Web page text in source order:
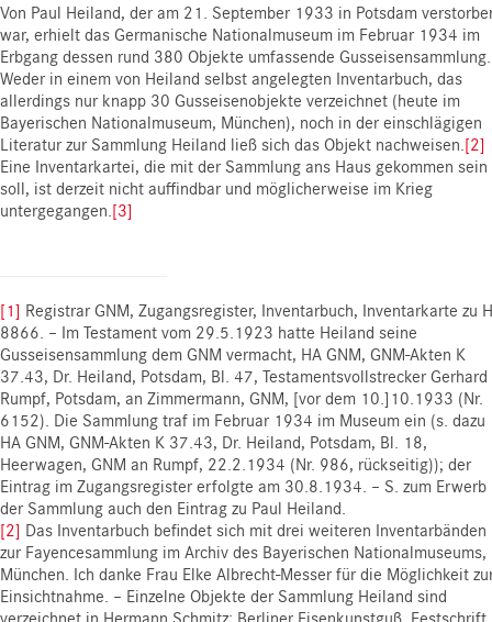
Von Paul Heiland, der am 21. September 1933 in Potsdam
war, erhielt das Germanische Nationalmuseum im Februar 1934 im
Erbgang dessen rund 380 Objekte umfassende Gusseisensammlung.
Weder in einem von Heiland selbst angelegten Inventarbuch, das
allerdings nur knapp 30 Gusseisenobjekte verzeichnet (heute im
Bayerischen Nationalmuseum, München), noch in der einschlägigen
Literatur zur Sammlung Heiland ließ sich das Objekt nachweisen.[2]
Eine Inventarkartei, die mit der Sammlung ans Haus gekommen sein
soll, ist derzeit nicht auffindbar und möglicherweise im Krieg
untergegangen.[3]
[1] Registrar GNM, Zugangsregister, Inventarbuch, Inventarkarte zu
8866. – Im Testament vom 29.5.1923 hatte Heiland seine
Gusseisensammlung dem GNM vermacht, HA GNM, GNM-Akten K
37.43, Dr. Heiland, Potsdam, Bl. 47, Testamentsvollstrecker Gerhard
Rumpf, Potsdam, an Zimmermann, GNM, [vor dem 10.]10.1933 (Nr.
6152). Die Sammlung traf im Februar 1934 im Museum ein (s. dazu
HA GNM, GNM-Akten K 37.43, Dr. Heiland, Potsdam, Bl. 18,
Heerwagen, GNM an Rumpf, 22.2.1934 (Nr. 986, rückseitig)); der
Eintrag im Zugangsregister erfolgte am 30.8.1934. – S. zum Erwerb
der Sammlung auch den Eintrag zu Paul Heiland.
[2] Das Inventarbuch befindet sich mit drei weiteren Inventarbänden
zur Fayencesammlung im Archiv des Bayerischen Nationalmuseums,
München. Ich danke Frau Elke Albrecht-Messer für die Möglichkeit
Einsichtnahme. – Einzelne Objekte der Sammlung Heiland sind
verzeichnet in Hermann Schmitz: Berliner Eisenkunstguß. Festschrift